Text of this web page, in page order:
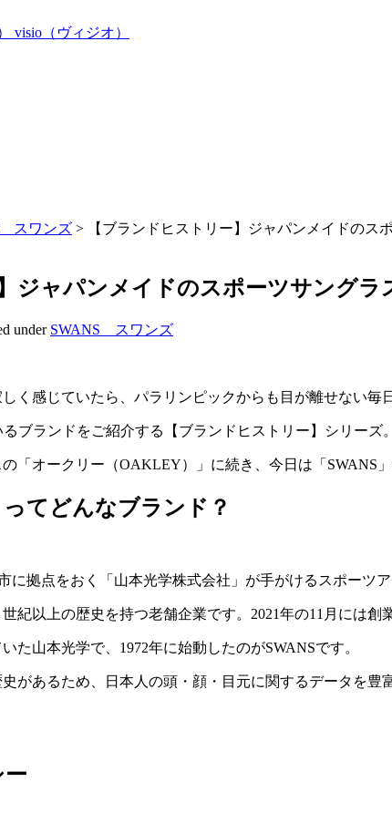
visio（ヴィジオ）
スワンズ > 【ブランドヒストリー】ジャパンメイドのス
ジャパンメイドのスポーツサングラ
under SWANS スワンズ
く感じていたら、パラリンピックからも目が離せない毎
ブランドをご紹介する【ブランドヒストリー】シリーズ。
「オークリー（OAKLEY）」に続き、今日は「SWANS
ってどんなブランド？
に拠点をおく「山本光学株式会社」が手がけるスポーツ
紀以上の歴史を持つ老舗企業です。2021年の11月には創
た山本光学で、1972年に始動したのがSWANSです。
があるため、日本人の頭・顔・目元に関するデータを
ー